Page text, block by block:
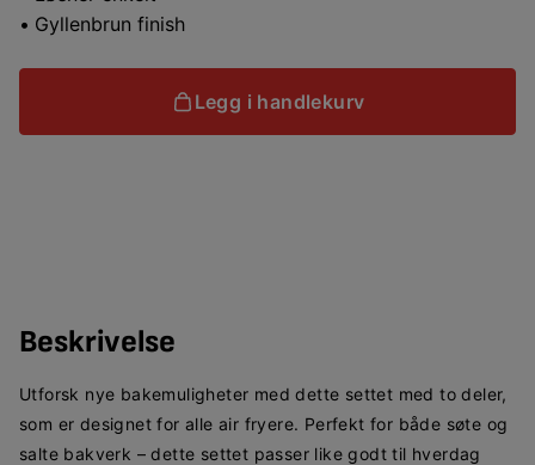
Gyllenbrun finish
Legg i handlekurv
Beskrivelse
Utforsk nye bakemuligheter med dette settet med to deler,
som er designet for alle air fryere. Perfekt for både søte og
salte bakverk – dette settet passer like godt til hverdag